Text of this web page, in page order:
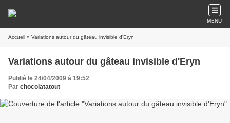
MENU
Accueil » Variations autour du gâteau invisible d'Eryn
Variations autour du gâteau invisible d'Eryn
Publié le 24/04/2009 à 19:52
Par chocolatatout